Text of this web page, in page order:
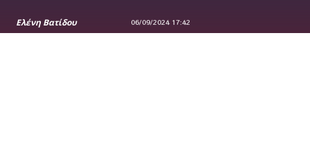
Ελένη Βατίδου 06/09/2024 17:42